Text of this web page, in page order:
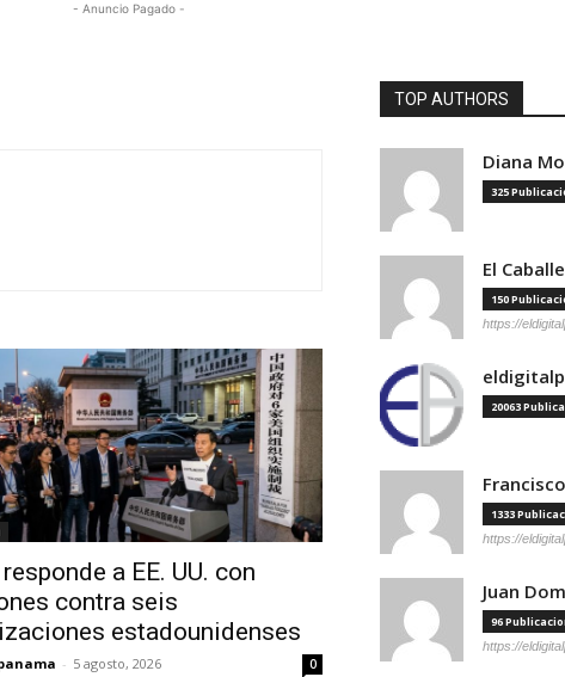
- Anuncio Pagado -
a EE. UU. con
contra seis
estadounidenses
- 5 agosto, 2026 0
TOP AUTHORS
Diana
325
El
150
https://
20063
1333
https://
Juan
96
https://